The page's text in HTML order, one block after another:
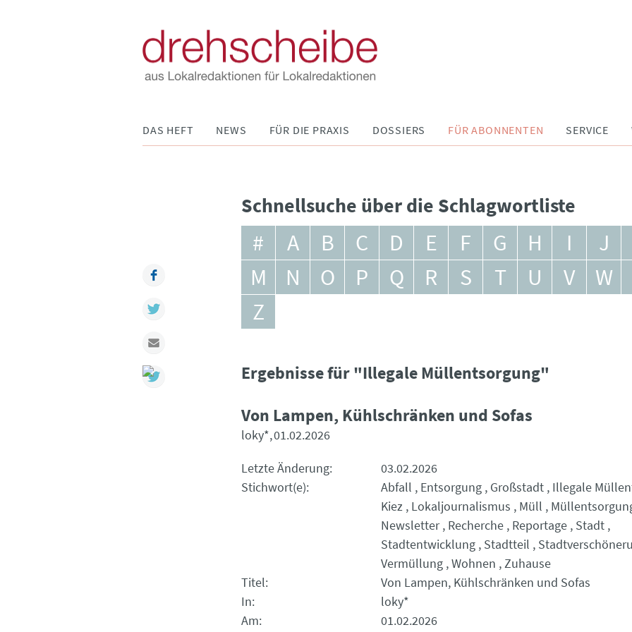
DAS HEFT NEWS FÜR DIE PRAXIS DOSSIERS FÜR ABONNENTEN SERVICE
Schnellsuche über die Schlagwortliste
# A B C D E F G H I J
M
N O P Q R S T U V W
Z
Ergebnisse für "Illegale Müllentsorgung"
Von Lampen, Kühlschränken und Sofas
loky* 01.02.2026
Letzte Änderung
03.02.2026
Stichwort(e)
Abfall Entsorgung Großstadt Illegale
Kiez Lokaljournalismus Müll
Newsletter Recherche Reportage Stadt
Stadtentwicklung Stadtteil
Vermüllung Wohnen Zuhause
Titel
Von Lampen, Kühlschränken und Sofas
In
loky*
Am
01.02.2026